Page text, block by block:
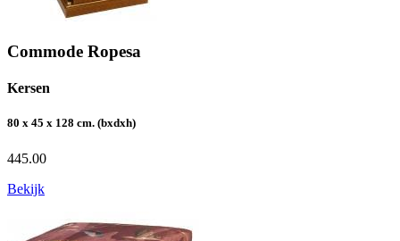
Commode Ropesa
Kersen
80 x 45 x 128 cm. (bxdxh)
445.00
Bekijk